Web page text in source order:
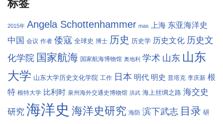
标签
2015年 Angela Schottenhammer mas 上海 东亚海洋史
中国 会议 作者 倭寇 全球史 博士 历史 历史学 历史文化 历史文
化学院 国家航海 国家航海博物馆 奥地利 学术 山东 山东
大学 山东大学历史文化学院 工作 日本 明代 明史 普塔克 李庆新 根
特 根特大学 比利时 泉州海外交通史博物馆 洪武 海上丝绸之路 海交史
研究 海洋史 海洋史研究 海防 滨下武志 目录 研